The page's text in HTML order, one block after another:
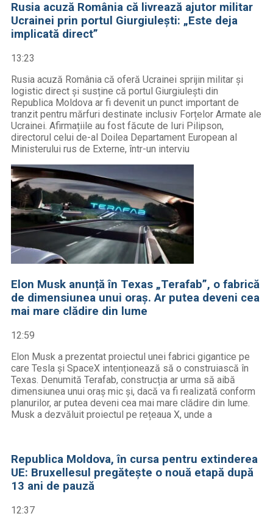
Rusia acuză România că livrează ajutor militar
Ucrainei prin portul Giurgiulești: „Este deja
implicată direct”
13:23
Rusia acuză România că oferă Ucrainei sprijin militar și
logistic direct și susține că portul Giurgiulești din
Republica Moldova ar fi devenit un punct important de
tranzit pentru mărfuri destinate inclusiv Forțelor Armate ale
Ucrainei. Afirmațiile au fost făcute de Iuri Pilipson,
directorul celui de-al Doilea Departament European al
Ministerului rus de Externe, într-un interviu
Elon Musk anunță în Texas „Terafab”, o fabrică
de dimensiunea unui oraș. Ar putea deveni cea
mai mare clădire din lume
12:59
Elon Musk a prezentat proiectul unei fabrici gigantice pe
care Tesla și SpaceX intenționează să o construiască în
Texas. Denumită Terafab, construcția ar urma să aibă
dimensiunea unui oraș mic și, dacă va fi realizată conform
planurilor, ar putea deveni cea mai mare clădire din lume.
Musk a dezvăluit proiectul pe rețeaua X, unde a
Republica Moldova, în cursa pentru extinderea
UE: Bruxellesul pregătește o nouă etapă după
13 ani de pauză
12:37